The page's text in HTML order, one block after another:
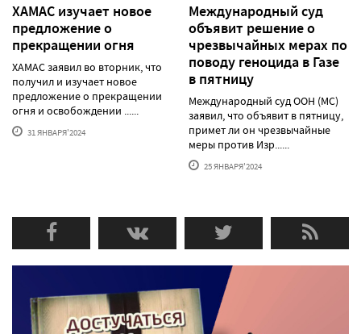
ХАМАС изучает новое
предложение о
прекращении огня
ХАМАС заявил во вторник, что
получил и изучает новое
предложение о прекращении
огня и освобождении ......
31 ЯНВАРЯ'2024
Международный суд
объявит решение о
чрезвычайных мерах по
поводу геноцида в Газе
в пятницу
Международный суд ООН (МС)
заявил, что объявит в пятницу,
примет ли он чрезвычайные
меры против Изр......
25 ЯНВАРЯ'2024